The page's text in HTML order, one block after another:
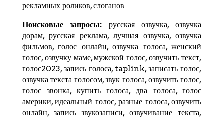
рекламных роликов, слоганов
Поисковые запросы:русская озвучка, озвучка
дорам, русская реклама, лучшая озвучка, озвучка
фильмов, голос онлайн, озвучка голоса, женский
голос, озвучку маме, мужской голос, озвучить текст,
голос2023, запись голоса, taplink, записать голос,
озвучка текста голосом, звук голоса, озвучить голос,
голос звонка, купить голоса, два голоса, голос
америки, идеальный голос, разные голоса, озвучить
онлайн, запись звукозаписи, озвучивание текста,